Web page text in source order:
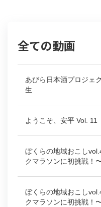
全ての動画
あびら日本酒プロジェ
生
ようこそ、安平 Vol. 11
ぼくらの地域おこし
クマラソンに初挑戦！
ぼくらの地域おこし
クマラソンに初挑戦！